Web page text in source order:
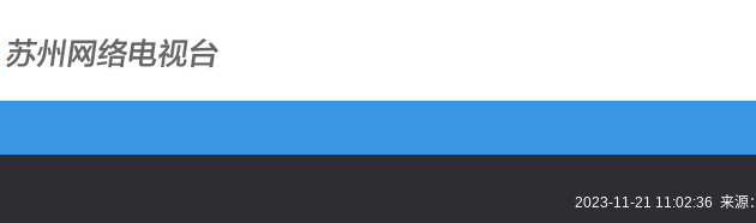
2023-11-21 11:02:36 来源：